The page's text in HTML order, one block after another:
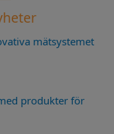
mätsystemet
produkter för